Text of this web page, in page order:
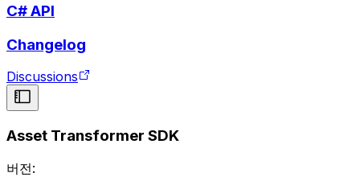
C# API
Changelog
Discussions
Asset Transformer SDK
버전: